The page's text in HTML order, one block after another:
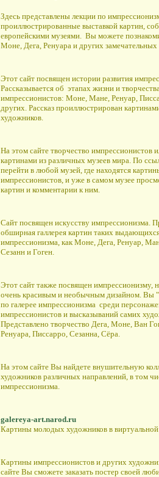
Здесь представлены лекции по
проиллюстрированные выставкой картин,
европейскими музеями. Вы можете
Моне, Дега, Ренуара и других
Этот сайт посвящен истории развития
Рассказывается об этапах жизни и
импрессионистов: Моне, Мане, Ренуар,
других. Рассказ проиллюстрирован
художников.
На этом сайте творчество импрессионистов
картинами из различных музеев мира. По
перейти в любой музей, где находятся
импрессионистов, и уже в самом музее
картин и комментарии к ним.
Сайт посвящен искусству импрессионизма.
обширная галлерея картин таких
импрессионизма, как Моне, Дега, Ренуар,
Сезанн и Гоген.
Этот сайт также посвящен импрессионизму,
очень красивым и необычным дизайном. Вы
по галерее импрессионизма среди
импрессионистов и высказываний самих
Представлено творчество Дега, Моне, Ван
Ренуара, Писсарро, Сезанна, Сёра.
На этом сайте Вы найдете внушительную
художников различных направлений, в том
импрессионизма.
galereya-art.narod.ru
Картины молодых художников в виртуальной
Картины импрессионистов и других
сайте Вы сможете заказать постер своей